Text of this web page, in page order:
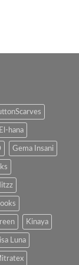
El-hana
Gema Insani
Kinaya
Luna